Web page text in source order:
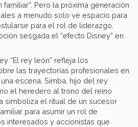
familiar”. Pero la próxima generación
a menudo solo ve espacio para
para el rol de liderazgo.
sesgada el “efecto Disney” en
“El rey león” refleja los
las trayectorias profesionales en
escena, Simba, hijo del rey
el heredero al trono del reino
simboliza el ritual de un sucesor
para asumir un rol de
interesados y accionistas que